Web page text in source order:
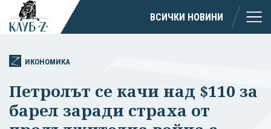
ВСИЧКИ НОВИНИ
ИКОНОМИКА
Петролът се качи над $110 за
барел заради страха от